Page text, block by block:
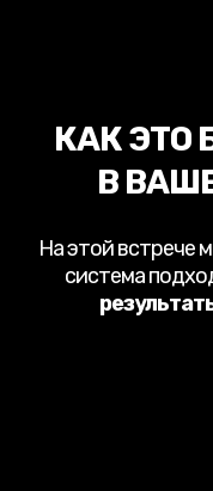
КАК ЭТО
В
На этой встрече
система